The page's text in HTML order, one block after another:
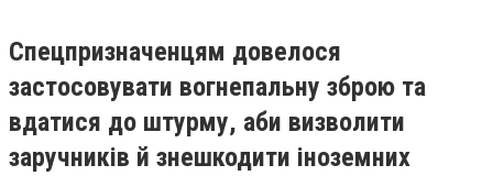
Спецпризначенцям довелося
застосовувати вогнепальну зброю та
вдатися до штурму, аби визволити
заручників й знешкодити іноземних